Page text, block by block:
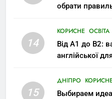
обрати
14
КОРИСНЕ ОСВІТА
Від A1 до B2:
англійської
15
ДНІПРО КОРИСНЕ
Выбираем